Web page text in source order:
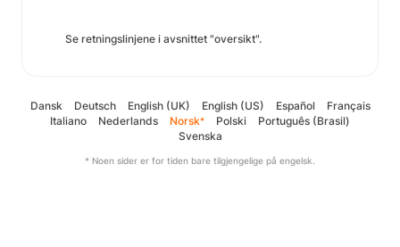
Se retningslinjene i avsnittet "oversikt".
Dansk Deutsch English (UK) English (US) Español
Français
Italiano
Nederlands Norsk* Polski
Português (Brasil)
Svenska
* Noen sider er for tiden bare tilgjengelige på engelsk.